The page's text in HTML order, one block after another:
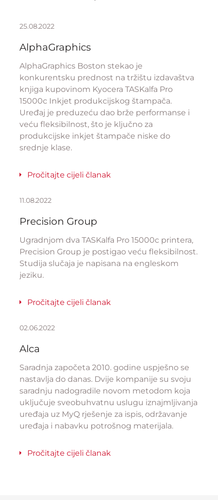
25.08.2022
AlphaGraphics
AlphaGraphics Boston stekao je
konkurentsku prednost na tržištu izdavaštva
knjiga kupovinom Kyocera TASKalfa Pro
15000c Inkjet produkcijskog štampača.
Uređaj je preduzeću dao brže performanse i
veću fleksibilnost, što je ključno za
produkcijske inkjet štampače niske do
srednje klase.
Pročitajte cijeli članak
11.08.2022
Precision Group
Ugradnjom dva TASKalfa Pro 15000c printera,
Precision Group je postigao veću fleksibilnost.
Studija slučaja je napisana na engleskom
jeziku.
Pročitajte cijeli članak
02.06.2022
Alca
Saradnja započeta 2010. godine uspješno se
nastavlja do danas. Dvije kompanije su svoju
saradnju nadogradile novom metodom koja
uključuje sveobuhvatnu uslugu iznajmljivanja
uređaja uz MyQ rješenje za ispis, održavanje
uređaja i nabavku potrošnog materijala.
Pročitajte cijeli članak